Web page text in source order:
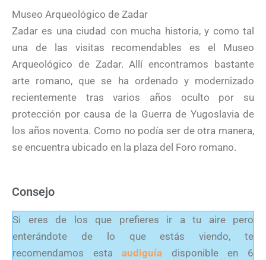
Museo Arqueológico de Zadar
Zadar es una ciudad con mucha historia, y como tal
una de las visitas recomendables es el Museo
Arqueológico de Zadar. Allí encontramos bastante
arte romano, que se ha ordenado y modernizado
recientemente tras varios años oculto por su
protección por causa de la Guerra de Yugoslavia de
los años noventa. Como no podía ser de otra manera,
se encuentra ubicado en la plaza del Foro romano.
Consejo
Si eres de los que prefieres ir a tu aire pero
enterándote de lo que estás viendo, te
recomendamos estaaudiguía disponible en 6